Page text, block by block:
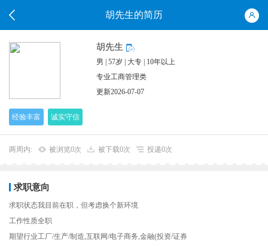
胡先生的简历
胡先生
男 | 57岁 | 大专 | 10年以上
专业工商管理类
更新2026-07-07
经验丰富 诚实守信
两周内: 被浏览0次 被下载0次 投递0次
求职意向
求职状态我目前在职，但考虑换个新环境
工作性质全职
期望行业工厂/生产/制造,互联网/电子商务,金融(投资/证券